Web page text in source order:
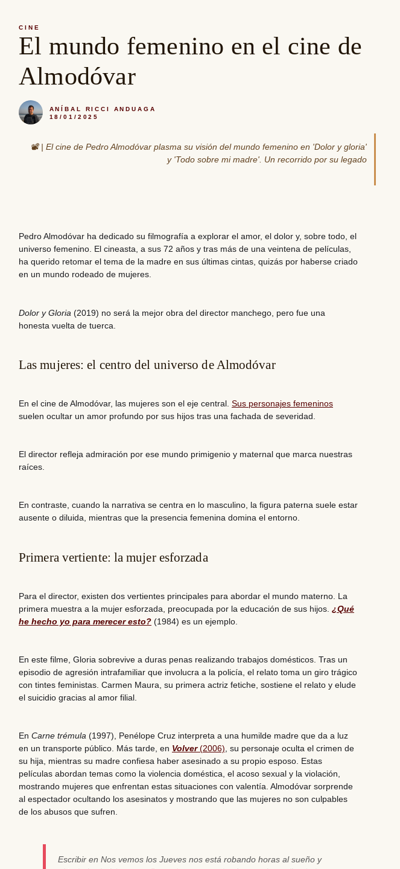
CINE
El mundo femenino en el cine de
Almodóvar
ANÍBAL RICCI ANDUAGA
18/01/2025
📽️ | El cine de Pedro Almodóvar plasma su visión del mundo femenino en 'Dolor y gloria'
y 'Todo sobre mi madre'. Un recorrido por su legado
Pedro Almodóvar ha dedicado su filmografía a explorar el amor, el dolor y, sobre todo, el
universo femenino. El cineasta, a sus 72 años y tras más de una veintena de películas,
ha querido retomar el tema de la madre en sus últimas cintas, quizás por haberse criado
en un mundo rodeado de mujeres.
Dolor y Gloria (2019) no será la mejor obra del director manchego, pero fue una
honesta vuelta de tuerca.
Las mujeres: el centro del universo de Almodóvar
En el cine de Almodóvar, las mujeres son el eje central. Sus personajes femeninos
suelen ocultar un amor profundo por sus hijos tras una fachada de severidad.
El director refleja admiración por ese mundo primigenio y maternal que marca nuestras
raíces.
En contraste, cuando la narrativa se centra en lo masculino, la figura paterna suele estar
ausente o diluida, mientras que la presencia femenina domina el entorno.
Primera vertiente: la mujer esforzada
Para el director, existen dos vertientes principales para abordar el mundo materno. La
primera muestra a la mujer esforzada, preocupada por la educación de sus hijos. ¿Qué
he hecho yo para merecer esto? (1984) es un ejemplo.
En este filme, Gloria sobrevive a duras penas realizando trabajos domésticos. Tras un
episodio de agresión intrafamiliar que involucra a la policía, el relato toma un giro trágico
con tintes feministas. Carmen Maura, su primera actriz fetiche, sostiene el relato y elude
el suicidio gracias al amor filial.
En Carne trémula (1997), Penélope Cruz interpreta a una humilde madre que da a luz
en un transporte público. Más tarde, en Volver(2006), su personaje oculta el crimen de
su hija, mientras su madre confiesa haber asesinado a su propio esposo. Estas
películas abordan temas como la violencia doméstica, el acoso sexual y la violación,
mostrando mujeres que enfrentan estas situaciones con valentía. Almodóvar sorprende
al espectador ocultando los asesinatos y mostrando que las mujeres no son culpables
de los abusos que sufren.
Escribir en Nos vemos los Jueves nos está robando horas al sueño y